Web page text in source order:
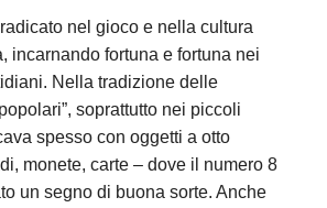
radicato nel gioco e nella cultura
incarnando fortuna e fortuna nei
Nella tradizione delle
soprattutto nei piccoli
spesso con oggetti a otto
monete, carte – dove il numero 8
un segno di buona sorte. Anche